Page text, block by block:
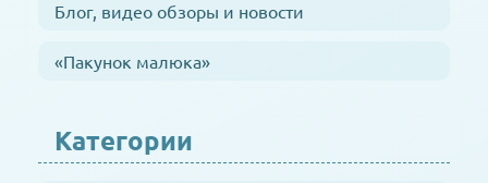
Блог, видео обзоры и новости
«Пакунок малюка»
Категории